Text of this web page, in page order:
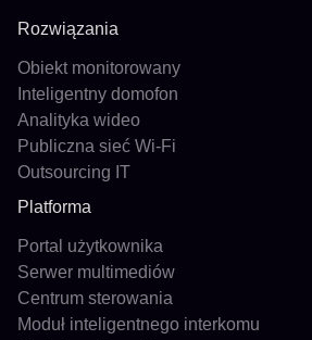
Rozwiązania
Obiekt monitorowany
Inteligentny domofon
Analityka wideo
Publiczna sieć Wi-Fi
Outsourcing IT
Platforma
Portal użytkownika
Serwer multimediów
Centrum sterowania
Moduł inteligentnego interkomu